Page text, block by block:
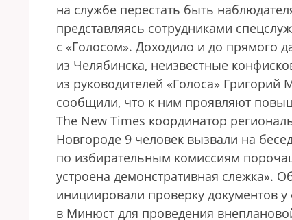
на службе перестать быть
представляясь сотрудниками
с «Голосом». Доходило и до прямого
из Челябинска, неизвестные
из руководителей «Голоса»
сообщили, что к ним проявляют
The New Times координатор
Новгороде 9 человек вызвали на
по избирательным комиссиям
устроена демонстративная слежка».
инициировали проверку документов
в Минюст для проведения